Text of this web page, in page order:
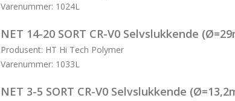
Varenummer: 1024L
NET 14-20 SORT CR-V0 Selvslukkende
Produsent: HT Hi Tech Polymer
Varenummer: 1033L
NET 3-5 SORT CR-V0 Selvslukkende